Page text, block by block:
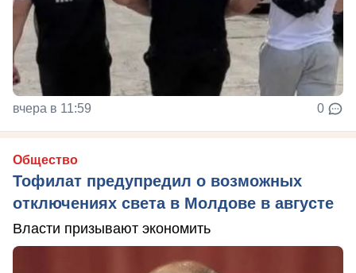
вчера в 11:59 0
Общество
Тофилат предупредил о возможных
отключениях света в Молдове в августе
Власти призывают экономить